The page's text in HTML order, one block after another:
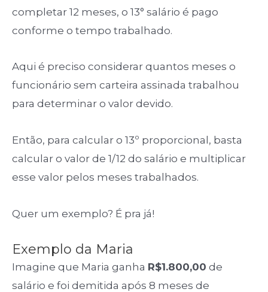
completar 12 meses, o 13° salário é pago
conforme o tempo trabalhado.
Aqui é preciso considerar quantos meses o
funcionário sem carteira assinada trabalhou
para determinar o valor devido.
Então, para calcular o 13º proporcional, basta
calcular o valor de 1/12 do salário e multiplicar
esse valor pelos meses trabalhados.
Quer um exemplo? É pra já!
Exemplo da Maria
Imagine que Maria ganha R$1.800,00 de
salário e foi demitida após 8 meses de